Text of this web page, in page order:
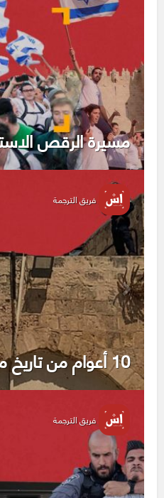
مسيرة الرقص
فريق الترجمة
10 أعوام من تاريخ منع الأذان
فريق الترجمة